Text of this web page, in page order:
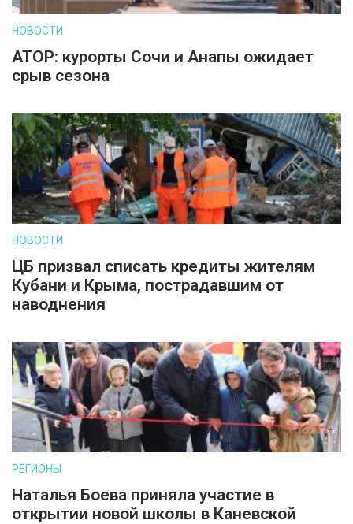
НОВОСТИ
АТОР: курорты Сочи и Анапы ожидает
срыв сезона
НОВОСТИ
ЦБ призвал списать кредиты жителям
Кубани и Крыма, пострадавшим от
наводнения
РЕГИОНЫ
Наталья Боева приняла участие в
открытии новой школы в Каневской